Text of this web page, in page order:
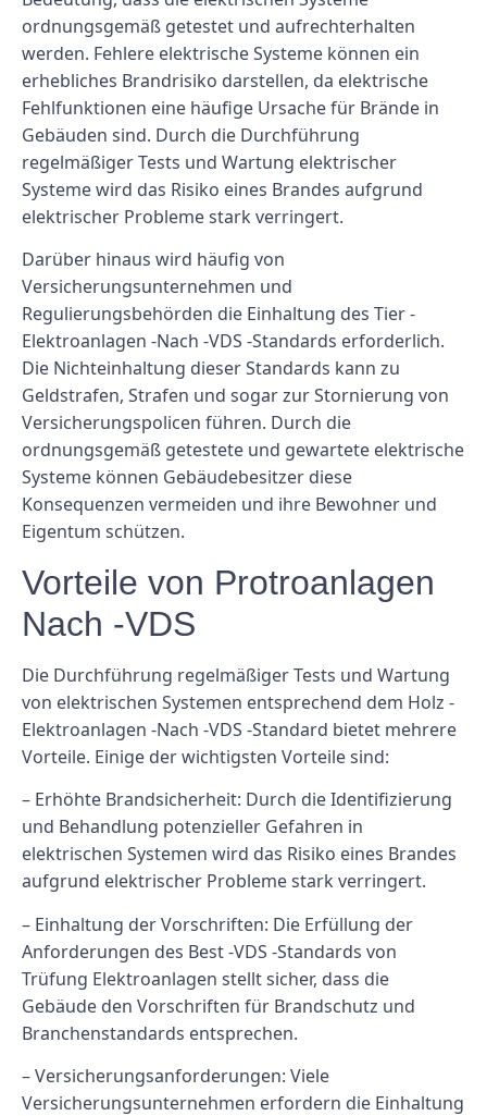
ordnungsgemäß getestet und aufrechterhalten
werden. Fehlere elektrische Systeme können ein
erhebliches Brandrisiko darstellen, da elektrische
Fehlfunktionen eine häufige Ursache für Brände in
Gebäuden sind. Durch die Durchführung
regelmäßiger Tests und Wartung elektrischer
Systeme wird das Risiko eines Brandes aufgrund
elektrischer Probleme stark verringert.
Darüber hinaus wird häufig von
Versicherungsunternehmen und
Regulierungsbehörden die Einhaltung des Tier -
Elektroanlagen -Nach -VDS -Standards erforderlich.
Die Nichteinhaltung dieser Standards kann zu
Geldstrafen, Strafen und sogar zur Stornierung von
Versicherungspolicen führen. Durch die
ordnungsgemäß getestete und gewartete elektrische
Systeme können Gebäudebesitzer diese
Konsequenzen vermeiden und ihre Bewohner und
Eigentum schützen.
Vorteile von Protroanlagen
Nach -VDS
Die Durchführung regelmäßiger Tests und Wartung
von elektrischen Systemen entsprechend dem Holz -
Elektroanlagen -Nach -VDS -Standard bietet mehrere
Vorteile. Einige der wichtigsten Vorteile sind:
– Erhöhte Brandsicherheit: Durch die Identifizierung
und Behandlung potenzieller Gefahren in
elektrischen Systemen wird das Risiko eines Brandes
aufgrund elektrischer Probleme stark verringert.
– Einhaltung der Vorschriften: Die Erfüllung der
Anforderungen des Best -VDS -Standards von
Trüfung Elektroanlagen stellt sicher, dass die
Gebäude den Vorschriften für Brandschutz und
Branchenstandards entsprechen.
– Versicherungsanforderungen: Viele
Versicherungsunternehmen erfordern die Einhaltung